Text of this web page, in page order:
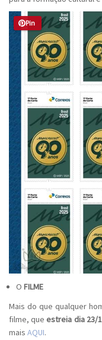
Pin
O FILME
Mais do que qualquer
filme, que estreia dia 23/
mais AQUI.